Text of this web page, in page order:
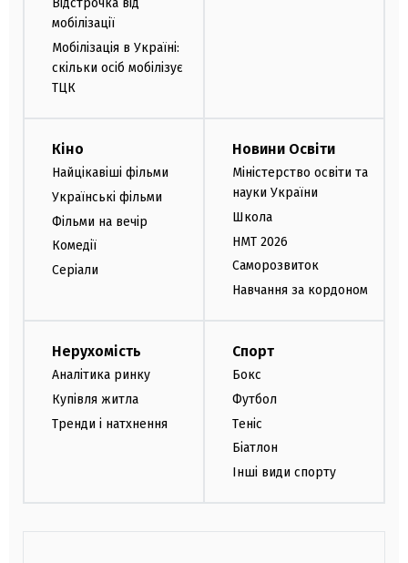
Відстрочка від
мобілізації
Мобілізація в Україні:
скільки осіб мобілізує
ТЦК
Кіно
Найцікавіші фільми
Українські фільми
Фільми на вечір
Комедії
Серіали
Новини Освіти
Міністерство освіти та
науки України
Школа
НМТ 2026
Саморозвиток
Навчання за кордоном
Нерухомість
Аналітика ринку
Купівля житла
Тренди і натхнення
Спорт
Бокс
Футбол
Теніс
Біатлон
Інші види спорту